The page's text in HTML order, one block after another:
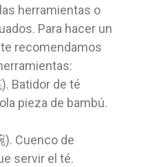
herramientas o
Para hacer un
recomendamos
Batidor de té
pieza de bambú.
). Cuenco de
servir el té.